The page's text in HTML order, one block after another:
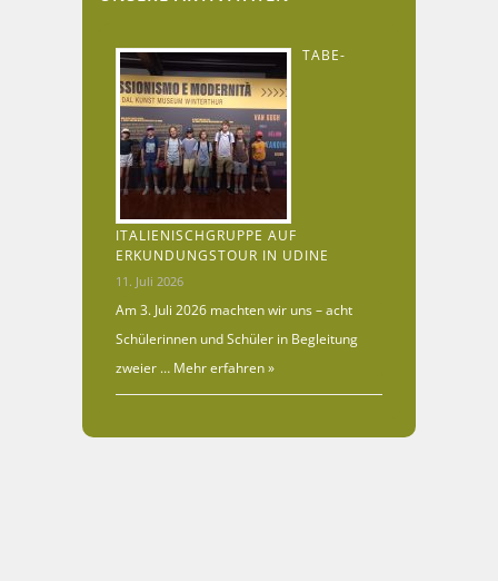
TABE-
ITALIENISCHGRUPPE AUF
ERKUNDUNGSTOUR IN UDINE
11. Juli 2026
Am 3. Juli 2026 machten wir uns – acht
Schülerinnen und Schüler in Begleitung
zweier … Mehr erfahren »